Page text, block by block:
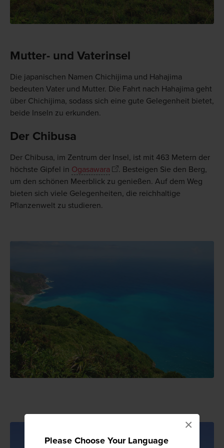
Please Choose Your Language
×
Mutter- und Vaterinsel
Die japanischen Namen Chichijima und Hahajima
bedeuten Vater und Mutter. Die Fahrt nach Hahajima geht
über Chichijima, sodass sich eine gute Gelegenheit bietet,
beide Inseln zu erkunden.
Der Chibusa
Der Chibusa, im Zentrum der Insel, ist mit 463 Metern der
höchste Gipfel in Ogasawara
. Besteigen Sie den Berg,
um den schönen Meerblick zu genießen. Auf dem Weg
bieten sich viele Gelegenheiten, die reichhaltige
Pflanzenwelt zu studieren.